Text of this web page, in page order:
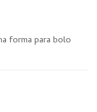
forma para bolo